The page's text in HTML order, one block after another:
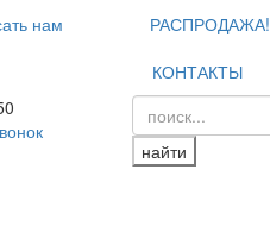
нам РАСПРОДАЖА!
КОНТАКТЫ
найти